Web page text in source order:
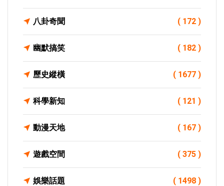
八卦奇聞 ( 172 )
幽默搞笑 ( 182 )
歷史縱橫 ( 1677 )
科學新知 ( 121 )
動漫天地 ( 167 )
遊戲空間 ( 375 )
娛樂話題 ( 1498 )